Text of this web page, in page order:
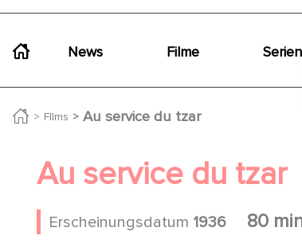
News Filme Serien
FIlms Au service du tzar
Au service du tzar
Erscheinungsdatum 1936 80